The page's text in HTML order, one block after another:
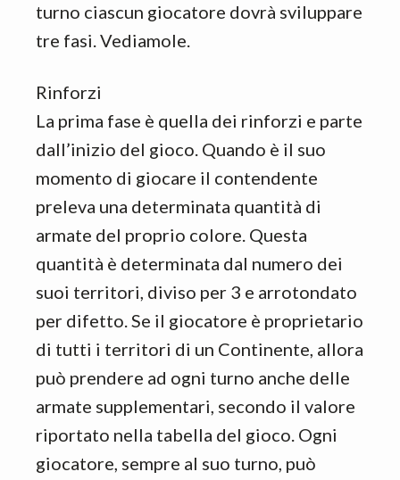
turno ciascun giocatore dovrà sviluppare
tre fasi. Vediamole.
Rinforzi
La prima fase è quella dei rinforzi e parte
dall’inizio del gioco. Quando è il suo
momento di giocare il contendente
preleva una determinata quantità di
armate del proprio colore. Questa
quantità è determinata dal numero dei
suoi territori, diviso per 3 e arrotondato
per difetto. Se il giocatore è proprietario
di tutti i territori di un Continente, allora
può prendere ad ogni turno anche delle
armate supplementari, secondo il valore
riportato nella tabella del gioco. Ogni
giocatore, sempre al suo turno, può